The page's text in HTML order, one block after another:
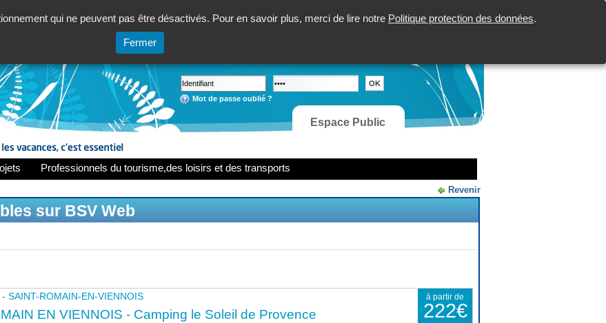
qui ne peuvent pas être désactivés. Pour en savoir plus, merci de lire notre Politique protection des données.
Fermer
Mot de passe oublié ?
Espace Public
Professionnels du tourisme,des loisirs et des transports
Revenir
sur BSV Web
SAINT-ROMAIN-EN-VIENNOIS à partir de
222€
EN VIENNOIS - Camping le Soleil de Provence